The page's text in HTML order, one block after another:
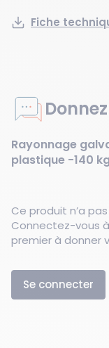
Fiche
Rayonnage
plastique -140
Ce produit n’a
Connectez-vous
premier à donner
Se connecter